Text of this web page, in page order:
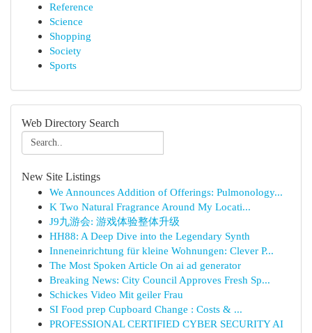
Reference
Science
Shopping
Society
Sports
Web Directory Search
New Site Listings
We Announces Addition of Offerings: Pulmonology...
K Two Natural Fragrance Around My Locati...
J9九游会: 游戏体验整体升级
HH88: A Deep Dive into the Legendary Synth
Inneneinrichtung für kleine Wohnungen: Clever P...
The Most Spoken Article On ai ad generator
Breaking News: City Council Approves Fresh Sp...
Schickes Video Mit geiler Frau
SI Food prep Cupboard Change : Costs & ...
PROFESSIONAL CERTIFIED CYBER SECURITY AI